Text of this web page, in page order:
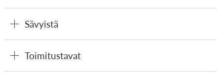
Sävyistä
Toimitustavat